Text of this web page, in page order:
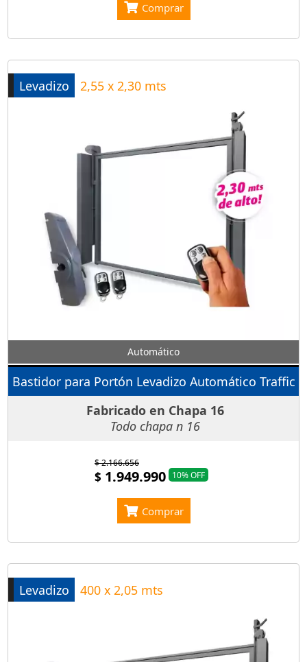
Comprar
Automático
Bastidor para Portón Levadizo Automático Traffic
Fabricado en Chapa 16
Todo chapa n 16
Levadizo 2,55 x 2,30 mts
$ 1.949.990
$ 2.166.656
10% OFF
Comprar
Levadizo 400 x 2,05 mts